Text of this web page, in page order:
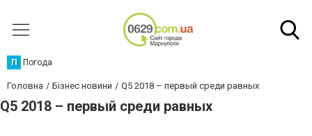
П Погода
Головна Бізнес новини Q5 2018 – первый среди равных
Q5 2018 – первый среди равных